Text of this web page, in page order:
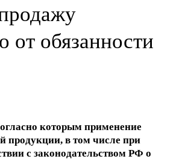
от обязанности
которым применение
продукции, в том числе при
с законодательством РФ о